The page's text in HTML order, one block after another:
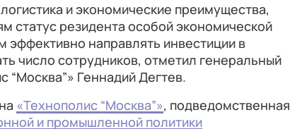
и экономические преимущества,
статус резидента особой экономической
направлять инвестиции в
число сотрудников, отметил генеральный
“Москва”» Геннадий Дегтев.
«Технополис “Москва”», подведомственная
и промышленной политики